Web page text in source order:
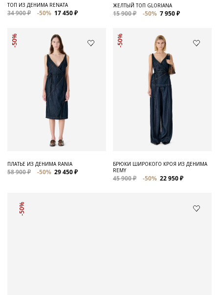
ТОП ИЗ ДЕНИМА RENATA
34 900 ₽ -50% 17 450 ₽
ЖЕЛТЫЙ ТОП GLORIANA
15 900 ₽ -50% 7 950 ₽
-50%
ПЛАТЬЕ ИЗ ДЕНИМА RANIA
58 900 ₽ -50% 29 450 ₽
-50%
БРЮКИ ШИРОКОГО КРОЯ ИЗ ДЕНИМА
REMY
45 900 ₽ -50% 22 950 ₽
-50%